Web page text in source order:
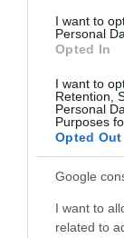
I want to
Personal
Opted In
I want to
Retention,
Personal
Purposes
Opted Out
Google
I want to
related to
Korábbi
HASONLÓ